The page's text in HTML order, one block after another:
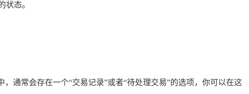
状态。
通常会存在一个“交易记录”或者“待处理交易”的选项，你可以在这